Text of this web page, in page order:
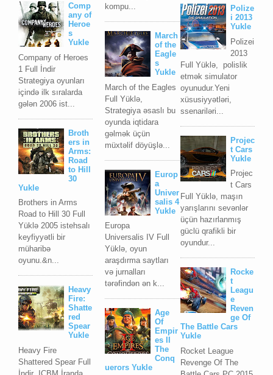
Comp
any of
Heroe
s
Yukle
Company of Heroes
1 Full İndir
Strategiya oyunları
içində ilk sıralarda
gələn 2006 ist...
Broth
ers in
Arms:
Road
to Hill
30
Yukle
Brothers in Arms
Road to Hill 30 Full
Yüklə 2005 istehsalı
keyfiyyətli bir
müharibə
oyunu.&n...
Heavy
Fire:
Shatte
red
Spear
Yukle
Heavy Fire
Shattered Spear Full
Polize
i 2013
Yukle
Polizei
2013
Full Yüklə, polislik
etmək simulator
oyunudur.Yeni
xüsusiyyətləri,
ssenariləri...
Projec
t Cars
Yukle
Projec
t Cars
Full Yüklə, maşın
yarışlarını sevənlər
üçün hazırlanmış
güclü qrafikli bir
oyundur...
Rocke
t
Leagu
e
Reven
ge Of
The Battle Cars
Yukle
Rocket League
Revenge Of The
kompu...
March
of the
Eagle
s
Yukle
March of the Eagles
Full Yüklə,
Strategiya əsaslı bu
oyunda iqtidara
gəlmək üçün
müxtəlif döyüşlə...
Europ
a
Univer
salis 4
Yukle
Europa
Universalis IV Full
Yüklə, oyun
araşdırma saytları
və jurnalları
tərəfindən ən k...
Age
Of
Empir
es II
The
Conq
uerors Yukle